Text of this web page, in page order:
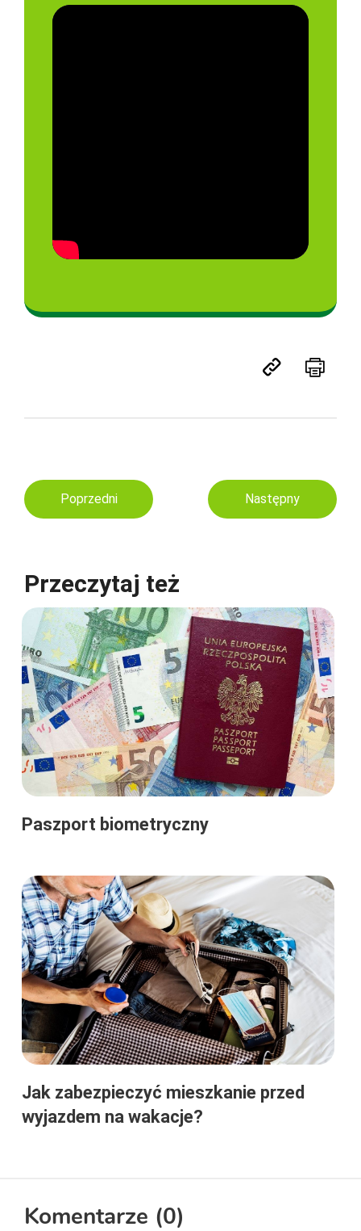
Poprzedni Następny
Przeczytaj też
Paszport biometryczny
Jak zabezpieczyć mieszkanie przed
wyjazdem na wakacje?
Komentarze (0)